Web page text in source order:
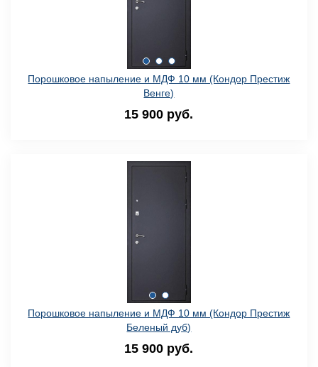
Порошковое напыление и МДФ 10 мм (Кондор Престиж
Венге)
15 900 руб.
Порошковое напыление и МДФ 10 мм (Кондор Престиж
Беленый дуб)
15 900 руб.